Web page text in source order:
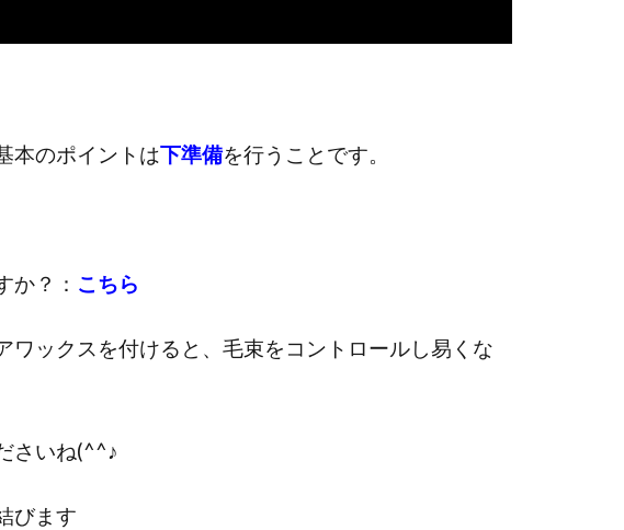
本のポイントは下準備を行うことです。
か？： こちら
ワックスを付けると、毛束をコントロールし易くな
さいね(^^♪
びます